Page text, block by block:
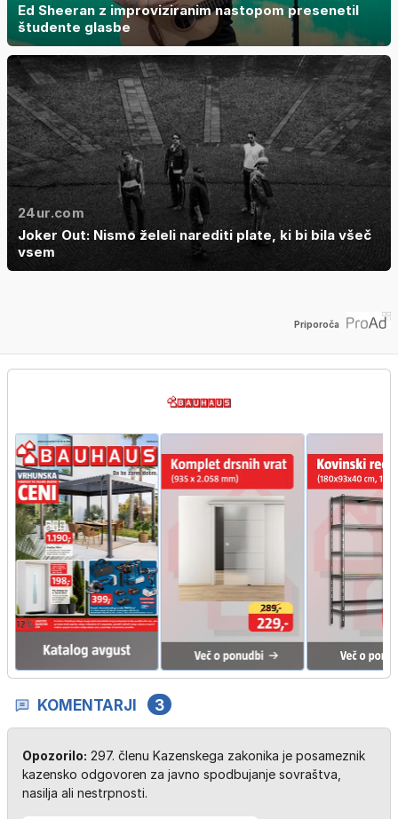
Ed Sheeran z improviziranim nastopom presenetil
študente glasbe
24ur.com
Joker Out: Nismo želeli narediti plate, ki bi bila všeč
vsem
Priporoča
KOMENTARJI 3
Opozorilo: 297. členu Kazenskega zakonika je posameznik
kazensko odgovoren za javno spodbujanje sovraštva,
nasilja ali nestrpnosti.